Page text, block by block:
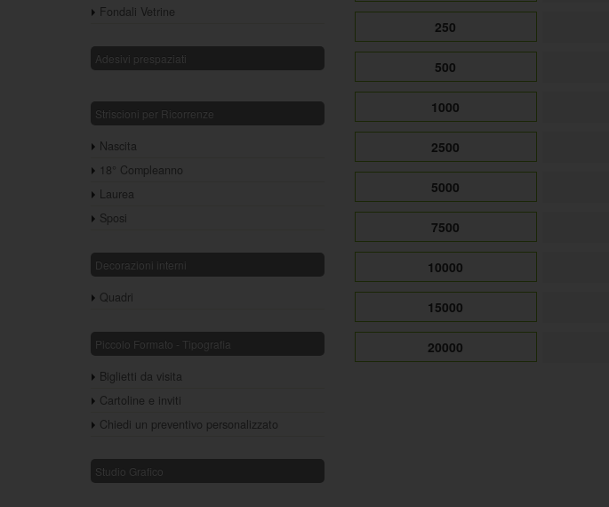
Fondali Vetrine
Adesivi prespaziati
Striscioni per Ricorrenze
Nascita
18° Compleanno
Laurea
Sposi
Decorazioni interni
Quadri
Piccolo Formato - Tipografia
Biglietti da visita
Cartoline e inviti
Chiedi un preventivo personalizzato
Studio Grafico
250
500
1000
2500
5000
7500
10000
15000
20000